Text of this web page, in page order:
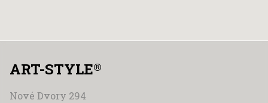
ART-STYLE®
Nové Dvory 294